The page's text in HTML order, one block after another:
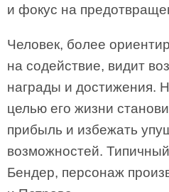
и фокус на
Человек, более
на содействие, видит
награды и достижения.
целью его жизни
прибыль и избежать
возможностей.
Бендер, персонаж